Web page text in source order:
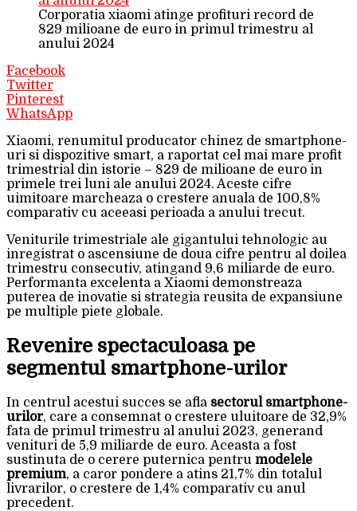
Corporatia xiaomi atinge profituri record de
829 milioane de euro in primul trimestru al
anului 2024
Facebook
Twitter
Pinterest
WhatsApp
Xiaomi, renumitul producator chinez de smartphone-
uri si dispozitive smart, a raportat cel mai mare profit
trimestrial din istorie – 829 de milioane de euro in
primele trei luni ale anului 2024. Aceste cifre
uimitoare marcheaza o crestere anuala de 100,8%
comparativ cu aceeasi perioada a anului trecut.
Veniturile trimestriale ale gigantului tehnologic au
inregistrat o ascensiune de doua cifre pentru al doilea
trimestru consecutiv, atingand 9,6 miliarde de euro.
Performanta excelenta a Xiaomi demonstreaza
puterea de inovatie si strategia reusita de expansiune
pe multiple piete globale.
Revenire spectaculoasa pe
segmentul smartphone-urilor
In centrul acestui succes se afla sectorul smartphone-
urilor, care a consemnat o crestere uluitoare de 32,9%
fata de primul trimestru al anului 2023, generand
venituri de 5,9 miliarde de euro. Aceasta a fost
sustinuta de o cerere puternica pentru modelele
premium, a caror pondere a atins 21,7% din totalul
livrarilor, o crestere de 1,4% comparativ cu anul
precedent.